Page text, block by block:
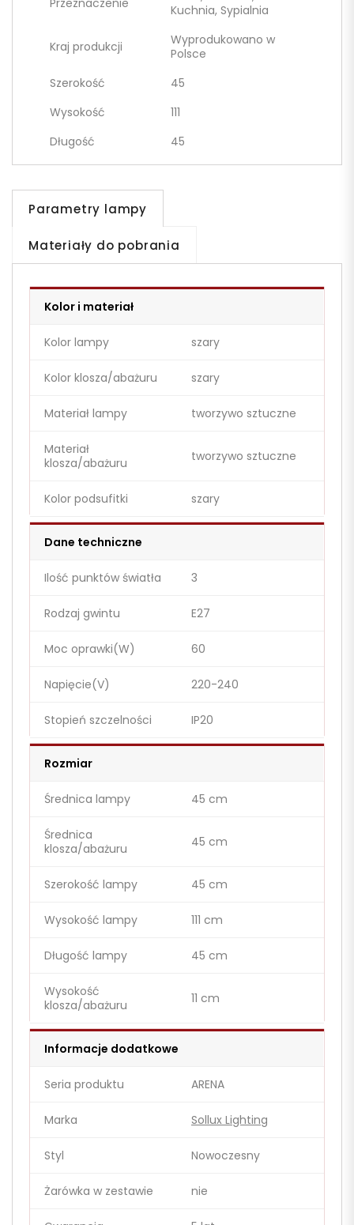
Przeznaczenie
Kuchnia, Sypialnia
Kraj produkcji
Wyprodukowano w
Polsce
Szerokość
45
Wysokość
111
Długość
45
Parametry lampy
Materiały do pobrania
Kolor i materiał
Kolor lampy szary
Kolor klosza/abażuru szary
Materiał lampy tworzywo sztuczne
Materiał
klosza/abażuru
tworzywo sztuczne
Kolor podsufitki szary
Dane techniczne
Ilość punktów światła 3
Rodzaj gwintu E27
Moc oprawki(W) 60
Napięcie(V) 220-240
Stopień szczelności IP20
Rozmiar
Średnica lampy 45 cm
Średnica
klosza/abażuru
45 cm
Szerokość lampy 45 cm
Wysokość lampy 111 cm
Długość lampy 45 cm
Wysokość
klosza/abażuru
11 cm
Informacje dodatkowe
Seria produktu ARENA
Marka Sollux Lighting
Styl Nowoczesny
Żarówka w zestawie nie